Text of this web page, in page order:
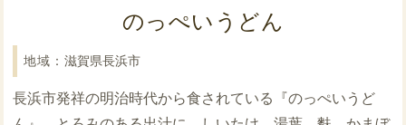
のっぺいうどん
滋賀県長浜市
長浜市発祥の明治時代から食されている『のっぺいうど